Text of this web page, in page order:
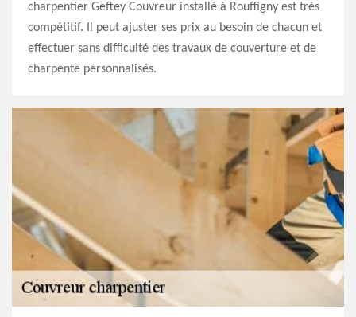
charpentier Geftey Couvreur installé à Rouffigny est très
compétitif. Il peut ajuster ses prix au besoin de chacun et
effectuer sans difficulté des travaux de couverture et de
charpente personnalisés.